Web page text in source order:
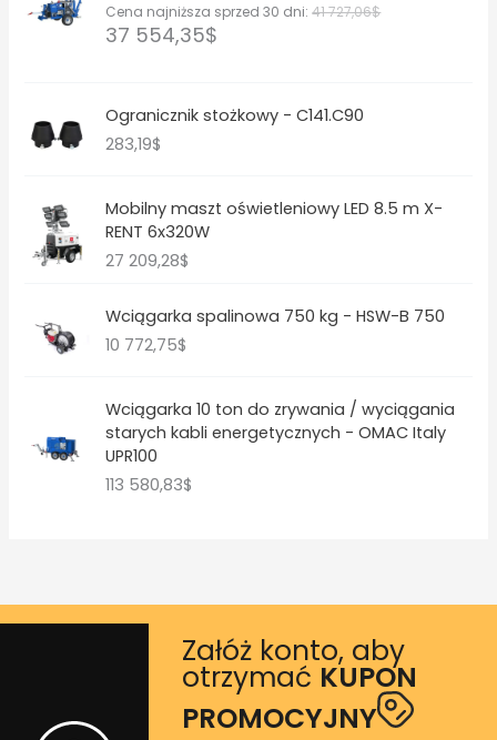
Cena najniższa sprzed 30 dni:41 727,06$
37 554,35$
Ogranicznik stożkowy - C141.C90
283,19$
Mobilny maszt oświetleniowy LED 8.5 m X-
RENT 6x320W
27 209,28$
Wciągarka spalinowa 750 kg - HSW-B 750
10 772,75$
Wciągarka 10 ton do zrywania / wyciągania
starych kabli energetycznych - OMAC Italy
UPR100
113 580,83$
Załóż konto, aby
otrzymać KUPON
PROMOCYJNY